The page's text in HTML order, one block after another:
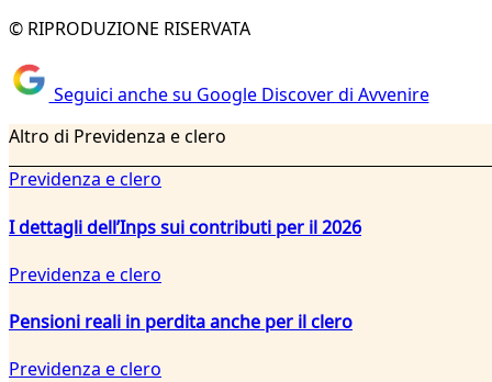
© RIPRODUZIONE RISERVATA
Seguici anche su Google Discover di Avvenire
Altro di Previdenza e clero
Previdenza e clero
I dettagli dell’Inps sui contributi per il 2026
Previdenza e clero
Pensioni reali in perdita anche per il clero
Previdenza e clero